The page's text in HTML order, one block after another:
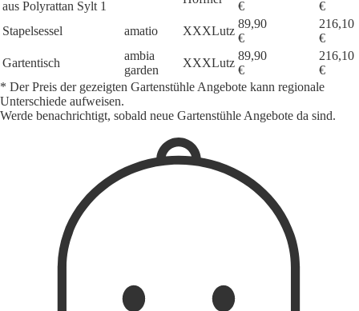
aus Polyrattan Sylt 1
€
€
Stapelsessel
amatio XXXLutz
89,90
€
216,10
€
Gartentisch
ambia
garden
XXXLutz
89,90
€
216,10
€
* Der Preis der gezeigten Gartenstühle Angebote kann regionale
Unterschiede aufweisen.
Werde benachrichtigt, sobald neue Gartenstühle Angebote da sind.